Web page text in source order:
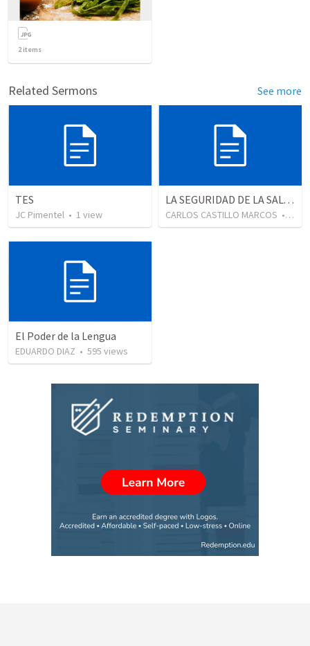
2items
Related Sermons See more
TES
JC Pimentel • 1 view
LA SEGURIDAD DE LA SALVACIÓN 1ª PARTE
CARLOS CASTILLO MARCOS •
El Poder de la Lengua
EDUARDO DIAZ • 595 views